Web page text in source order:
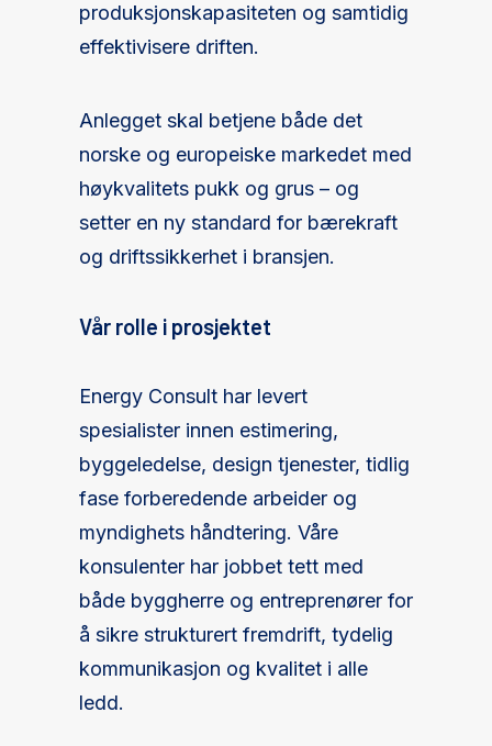
produksjonskapasiteten og samtidig
effektivisere driften.
Anlegget skal betjene både det
norske og europeiske markedet med
høykvalitets pukk og grus – og
setter en ny standard for bærekraft
og driftssikkerhet i bransjen.
Vår rolle i prosjektet
Energy Consult har levert
spesialister innen estimering,
byggeledelse, design tjenester, tidlig
fase forberedende arbeider og
myndighets håndtering. Våre
konsulenter har jobbet tett med
både byggherre og entreprenører for
å sikre strukturert fremdrift, tydelig
kommunikasjon og kvalitet i alle
ledd.